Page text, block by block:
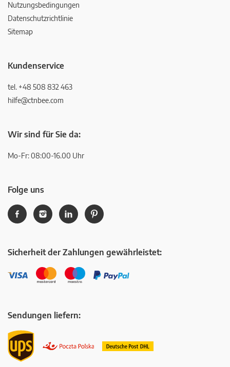
Nutzungsbedingungen
Datenschutzrichtlinie
Sitemap
Kundenservice
tel. +48 508 832 463
hilfe@ctnbee.com
Wir sind für Sie da:
Mo-Fr: 08:00-16.00 Uhr
Folge uns
Sicherheit der Zahlungen gewährleistet:
Sendungen liefern: